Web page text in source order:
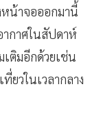
น้าจอออกมานี้
กาศในสัปดาห์
ติมอีกด้วยเช่น
ยวในเวลากลาง